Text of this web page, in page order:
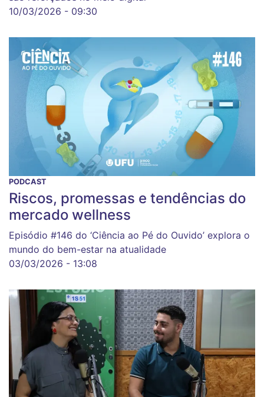
10/03/2026 - 09:30
PODCAST
Riscos, promessas e tendências do
mercado wellness
Episódio #146 do ‘Ciência ao Pé do Ouvido’ explora o
mundo do bem-estar na atualidade
03/03/2026 - 13:08